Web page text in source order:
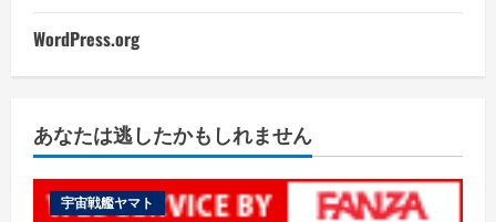
WordPress.org
あなたは逃したかもしれません
宇宙戦艦ヤマト